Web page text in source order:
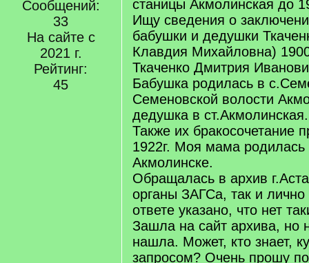
Сообщений:
33
На сайте с
2021 г.
Рейтинг:
45
станицы Акмолинская до
Ищу сведения о
бабушки и дедушки
Клавдия Михайловна)
Ткаченко Дмитрия
Бабушка родилась в
Семеновской волости
дедушка в ст.Акмолинская.
Также их бракосочетание
1922г. Моя мама родилась
Акмолинске.
Обращалась в архив
органы ЗАГСа, так и
ответе указано, что нет
Зашла на сайт архива, но
нашла. Может, кто знает,
запросом? Очень прошу